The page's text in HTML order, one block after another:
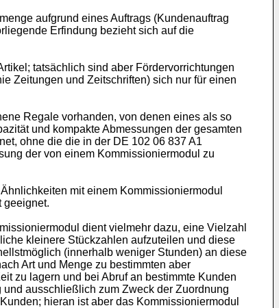
aufgrund eines Auftrags (Kundenauftrag
Erfindung bezieht sich auf die
tatsächlich sind aber Fördervorrichtungen
Zeitungen und Zeitschriften) sich nur für einen
Regale vorhanden, von denen eines als so
und kompakte Abmessungen der gesamten
ohne die die in der DE 102 06 837 A1
der von einem Kommissioniermodul zu
mit einem Kommissioniermodul
geeignet.
dient vielmehr dazu, eine Vielzahl
kleinere Stückzahlen aufzuteilen und diese
(innerhalb weniger Stunden) an diese
Art und Menge zu bestimmten aber
zu lagern und bei Abruf an bestimmte Kunden
ausschließlich zum Zweck der Zuordnung
hieran ist aber das Kommissioniermodul